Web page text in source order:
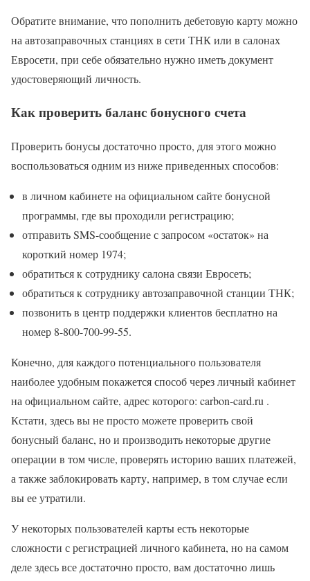
Обратите внимание, что пополнить дебетовую карту можно
на автозаправочных станциях в сети ТНК или в салонах
Евросети, при себе обязательно нужно иметь документ
удостоверяющий личность.
Как проверить баланс бонусного счета
Проверить бонусы достаточно просто, для этого можно
воспользоваться одним из ниже приведенных способов:
в личном кабинете на официальном сайте бонусной
программы, где вы проходили регистрацию;
отправить SMS-сообщение с запросом «остаток» на
короткий номер 1974;
обратиться к сотруднику салона связи Евросеть;
обратиться к сотруднику автозаправочной станции ТНК;
позвонить в центр поддержки клиентов бесплатно на
номер 8-800-700-99-55.
Конечно, для каждого потенциального пользователя
наиболее удобным покажется способ через личный кабинет
на официальном сайте, адрес которого: carbon-card.ru .
Кстати, здесь вы не просто можете проверить свой
бонусный баланс, но и производить некоторые другие
операции в том числе, проверять историю ваших платежей,
а также заблокировать карту, например, в том случае если
вы ее утратили.
У некоторых пользователей карты есть некоторые
сложности с регистрацией личного кабинета, но на самом
деле здесь все достаточно просто, вам достаточно лишь